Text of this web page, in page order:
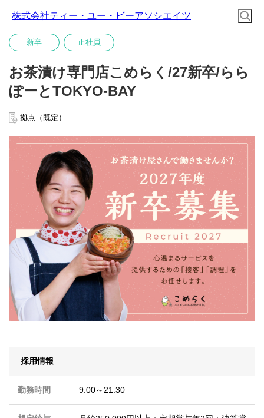
株式会社ティー・ユー・ビーアソシエイツ
新卒 正社員
お茶漬け専門店こめらく/27新卒/らら
ぽーとTOKYO-BAY
拠点（既定）
採用情報
勤務時間 9:00～21:30